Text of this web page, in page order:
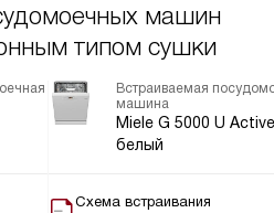
машин
типом сушки
Встраиваемая
машина
Miele G 5000 U
белый
Схема встраивания